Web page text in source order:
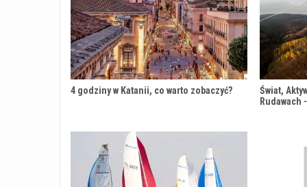
4 godziny w Katanii, co warto zobaczyć?
Świat,